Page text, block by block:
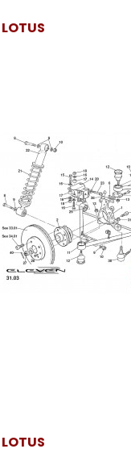
LOTUS
LOTUS